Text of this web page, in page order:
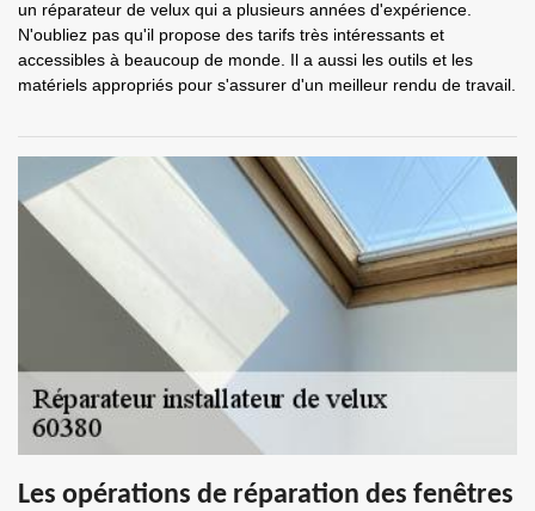
un réparateur de velux qui a plusieurs années d'expérience.
N'oubliez pas qu'il propose des tarifs très intéressants et
accessibles à beaucoup de monde. Il a aussi les outils et les
matériels appropriés pour s'assurer d'un meilleur rendu de travail.
Les opérations de réparation des fenêtres